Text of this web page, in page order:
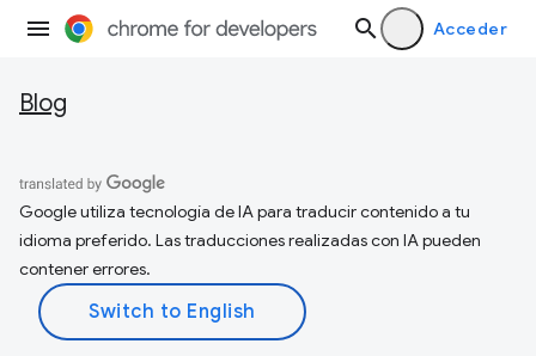
Acceder
Blog
Google utiliza tecnología de IA para traducir contenido a tu
idioma preferido. Las traducciones realizadas con IA pueden
contener errores.